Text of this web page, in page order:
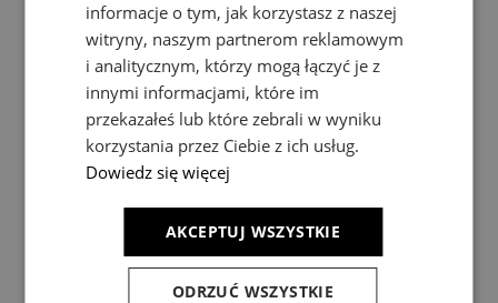
OPRAWA KULA ZWIS NA
SZYNOPRZEWÓD 100
OPRAWA NA
SZYNOPRZEWÓD
informacje o tym, jak korzystasz z naszej
witryny, naszym partnerom reklamowym
i analitycznym, którzy mogą łączyć je z
innymi informacjami, które im
przekazałeś lub które zebrali w wyniku
korzystania przez Ciebie z ich usług.
Dowiedz się więcej
AKCEPTUJ WSZYSTKIE
ODRZUĆ WSZYSTKIE